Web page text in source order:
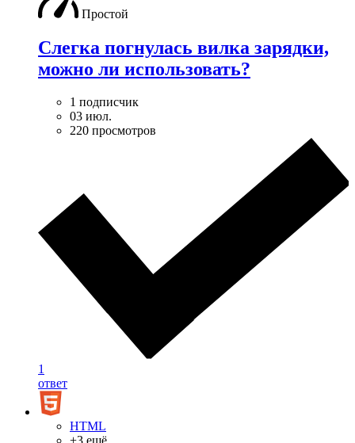
Простой
Слегка погнулась вилка зарядки,
можно ли использовать?
1 подписчик
03 июл.
220 просмотров
1
ответ
HTML